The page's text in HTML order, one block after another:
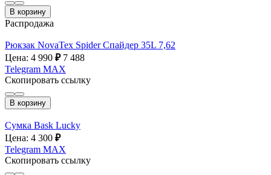
В корзину
Распродажа
Рюкзак NovaTex Spider Спайдер 35L 7,62
Цена: 4 990 ₽ 7 488
Telegram MAX
Скопировать ссылку
В корзину
Сумка Bask Lucky
Цена: 4 300 ₽
Telegram MAX
Скопировать ссылку